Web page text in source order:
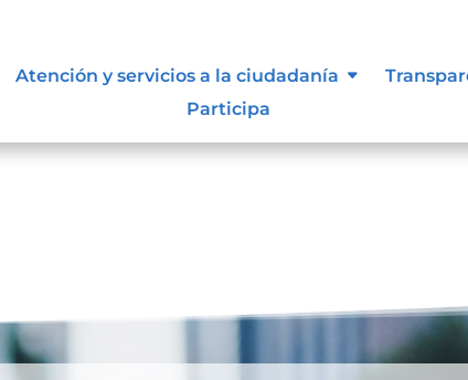
Atención y servicios a la ciudadanía
Participa
niñas y adolescentes